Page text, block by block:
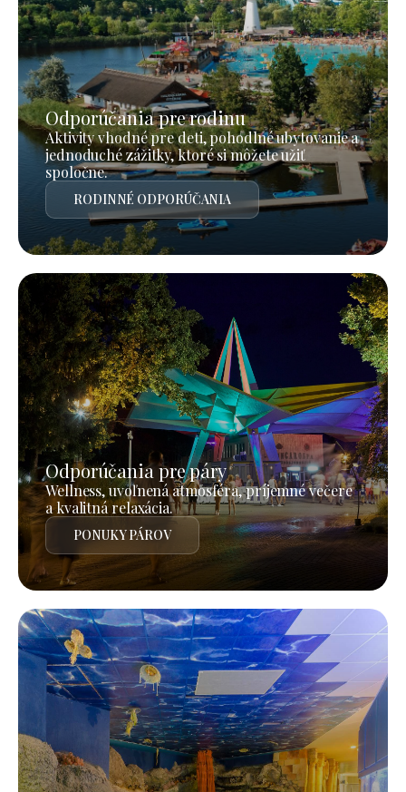
Odporúčania pre rodinu
Aktivity vhodné pre deti, pohodlné ubytovanie a
jednoduché zážitky, ktoré si môžete užiť
spoločne.
RODINNÉ ODPORÚČANIA
Odporúčania pre páry
Wellness, uvoľnená atmosféra, príjemné večere
a kvalitná relaxácia.
PONUKY PÁROV